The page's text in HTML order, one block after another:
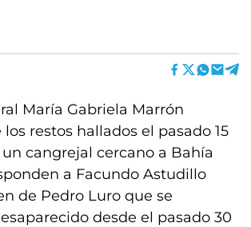
María Gabriela Marrón
restos hallados el pasado 15
cangrejal cercano a Bahía
a Facundo Astudillo
de Pedro Luro que se
desde el pasado 30